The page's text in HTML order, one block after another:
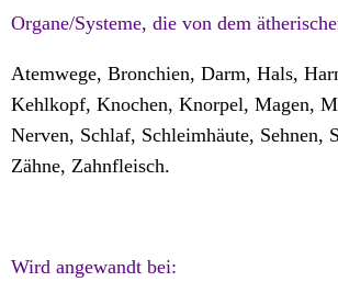
Organe/Systeme, die von dem
Atemwege, Bronchien, Darm, Hals,
Kehlkopf, Knochen, Knorpel, Magen,
Nerven, Schlaf, Schleimhäute, Sehnen,
Zähne, Zahnfleisch.
Wird angewandt bei: